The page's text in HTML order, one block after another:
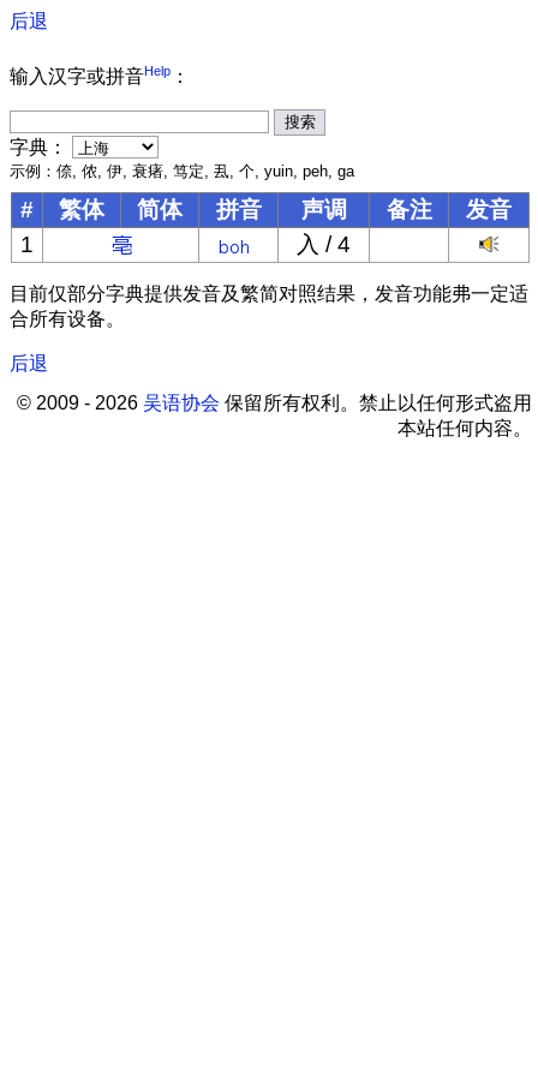
后退
输入汉字或拼音Help ：
字典：
示例：倷, 侬, 伊, 衰瘏, 笃定, 厾, 个, yuin, peh, ga
# 繁体 简体 拼音 声调 备注
发音
1
入 / 4
目前仅部分字典提供发音及繁简对照结果，发音功能弗一定适
合所有设备。
后退
© 2009 - 2026吴语协会 保留所有权利。禁止以任何形式盗用
本站任何内容。